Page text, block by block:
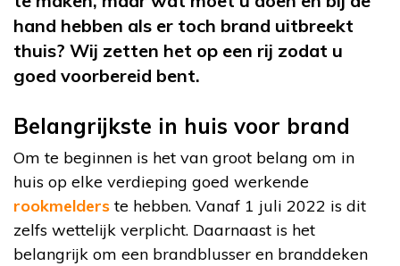
hand hebben als er toch brand uitbreekt
thuis? Wij zetten het op een rij zodat u
goed voorbereid bent.
Belangrijkste in huis voor brand
Om te beginnen is het van groot belang om in
huis op elke verdieping goed werkende
rookmelderste hebben. Vanaf 1 juli 2022 is dit
zelfs wettelijk verplicht. Daarnaast is het
belangrijk om een brandblusser en branddeken